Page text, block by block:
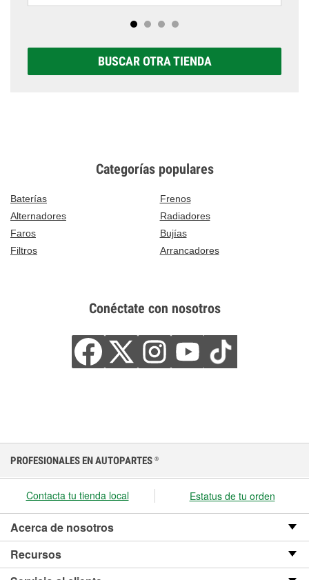
BUSCAR OTRA TIENDA
Categorías populares
Baterías
Frenos
Alternadores
Radiadores
Faros
Bujías
Filtros
Arrancadores
Conéctate con nosotros
PROFESIONALES EN AUTOPARTES ®
Contacta tu tienda local Estatus de tu orden
Acerca de nosotros
Recursos